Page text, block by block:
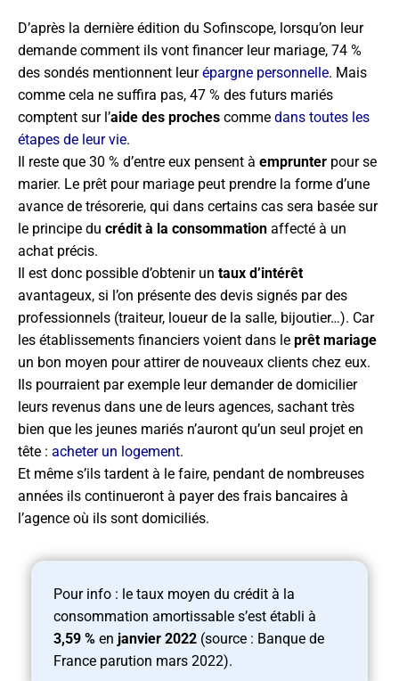
D’après la dernière édition du Sofinscope, lorsqu’on leur
demande comment ils vont financer leur mariage, 74 %
des sondés mentionnent leurépargne personnelle. Mais
comme cela ne suffira pas, 47 % des futurs mariés
comptent sur l’aide des proches comme dans toutes les
étapes de leur vie.
Il reste que 30 % d’entre eux pensent à emprunter pour se
marier. Le prêt pour mariage peut prendre la forme d’une
avance de trésorerie, qui dans certains cas sera basée sur
le principe du crédit à la consommation affecté à un
achat précis.
Il est donc possible d’obtenir un taux d’intérêt
avantageux, si l’on présente des devis signés par des
professionnels (traiteur, loueur de la salle, bijoutier…). Car
les établissements financiers voient dans le prêt mariage
un bon moyen pour attirer de nouveaux clients chez eux.
Ils pourraient par exemple leur demander de domicilier
leurs revenus dans une de leurs agences, sachant très
bien que les jeunes mariés n’auront qu’un seul projet en
tête : acheter un logement.
Et même s’ils tardent à le faire, pendant de nombreuses
années ils continueront à payer des frais bancaires à
l’agence où ils sont domiciliés.
Pour info : le taux moyen du crédit à la
consommation amortissable s’est établi à
3,59 % en janvier 2022 (source : Banque de
France parution mars 2022).